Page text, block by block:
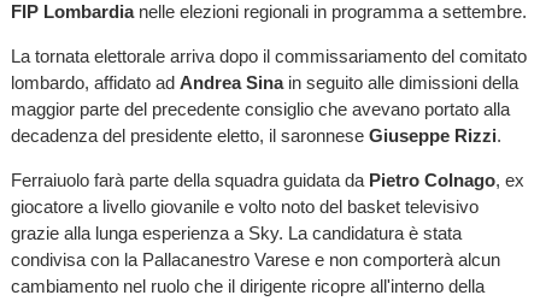
FIP Lombardianelle elezioni regionali in programma a settembre.
La tornata elettorale arriva dopo il commissariamento del comitato
lombardo, affidato ad Andrea Sinain seguito alle dimissioni della
maggior parte del precedente consiglio che avevano portato alla
decadenza del presidente eletto, il saronnese Giuseppe Rizzi.
Ferraiuolo farà parte della squadra guidata da Pietro Colnago, ex
giocatore a livello giovanile e volto noto del basket televisivo
grazie alla lunga esperienza a Sky. La candidatura è stata
condivisa con la Pallacanestro Varese e non comporterà alcun
cambiamento nel ruolo che il dirigente ricopre all'interno della